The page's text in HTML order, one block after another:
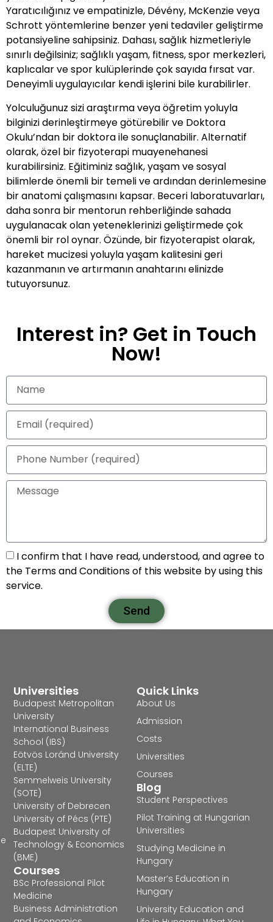
Yaratıcılığınız ve empatinizle, Dévény, McKenzie veya
Schrott yöntemlerine benzer yeni tedaviler geliştirme
potansiyeline sahipsiniz. Dahası, sağlık hizmetleriyle
sınırlı değilsiniz; sağlıklı yaşam, fitness, spor merkezleri,
kaplıcalar ve spor kulüplerinde çok sayıda fırsat var.
Deneyimli uygulayıcılar kendi işlerini bile kurabilirler.
Yolculuğunuz sizi araştırma veya öğretim yoluyla
bilginizi derinleştirmeye götürebilir ve Doktora
Okulu’ndan bir doktora ile sonuçlanabilir. Alternatif
olarak, özel bir fizyoterapi muayenehanesi
kurabilirsiniz. Eğitiminiz sağlık, yaşam ve sosyal
bilimlerde önemli bir temeli ve ardından derinlemesine
bir anatomi çalışmasını kapsar. Beceri laboratuvarları,
daha sonra bir mentorun rehberliğinde sahada
uygulanacak olan yeteneklerinizi geliştirmede çok
önemli bir rol oynar. Özünde, bir fizyoterapist olarak,
hareket mucizesi yoluyla yaşam kalitesini geri
kazanmanın ve artırmanın anahtarını elinizde
tutuyorsunuz.
Interest in? Get in Touch
Now!
I confirm that I have read, understood, and agree to
the Terms and Conditions of this website by using this
service.
Send
Quick Links
About Us
Admission
Costs
Universities
Courses
Blog
Student Perspectives
Pilot Training at Hungarian
Universities
Studying Medicine in
Hungary
Master’s Education in
Hungary
University Education and
Universities
Budapest Metropolitan
University
International Business
School (IBS)
Eötvös Loránd University
(ELTE)
Semmelweis University
(SOTE)
University of Debrecen
University of Pécs (PTE)
Budapest University of
Technology & Economics
(BME)
Courses
BSc Professional Pilot
Medicine
Business Administration